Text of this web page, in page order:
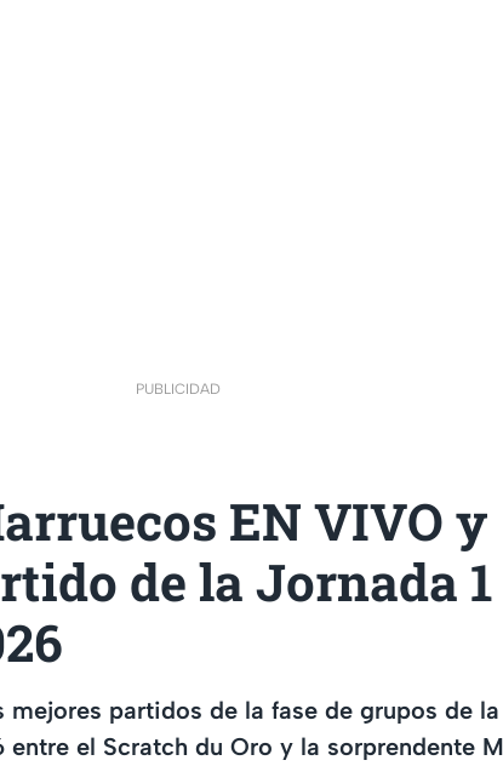
PUBLICIDAD
EN VIVO y
de la Jornada
mejores partidos de la fase de grupos de
entre el Scratch du Oro y la sorprendente